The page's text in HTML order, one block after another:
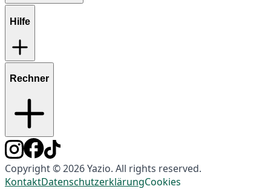
Hilfe
Rechner
Copyright © 2026 Yazio. All rights reserved.
KontaktDatenschutzerklärungCookies